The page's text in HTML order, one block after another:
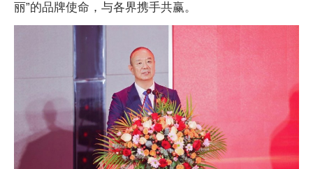
丽”的品牌使命，与各界携手共赢。